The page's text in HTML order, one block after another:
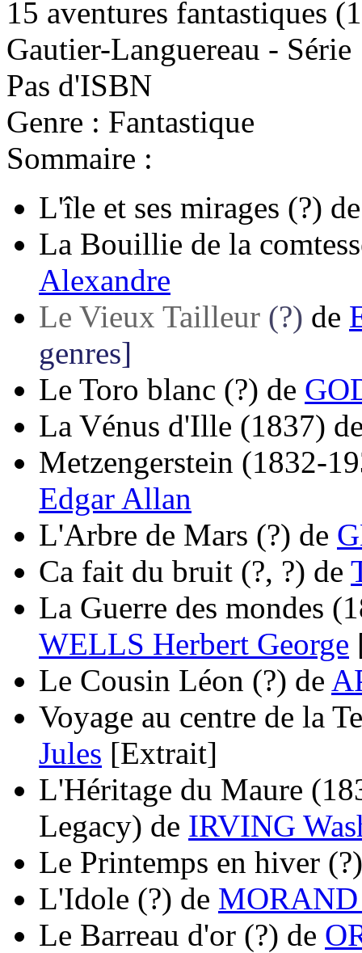
15 aventures fantastiques
Gautier-Languereau -
Pas d'ISBN
Genre : Fantastique
Sommaire :
L'île et ses mirages (?)
La Bouillie de la
Alexandre
Le Vieux Tailleur (?) de
genres]
Le Toro blanc (?) de
La Vénus d'Ille (1837)
Metzengerstein (1832-
Edgar Allan
L'Arbre de Mars (?) de
Ca fait du bruit (?, ?) de
La Guerre des mondes
WELLS Herbert George
Le Cousin Léon (?) de
Voyage au centre de la
Jules [Extrait]
L'Héritage du Maure
Legacy) de IRVING
Le Printemps en hiver (?)
L'Idole (?) de MORAND
Le Barreau d'or (?) de